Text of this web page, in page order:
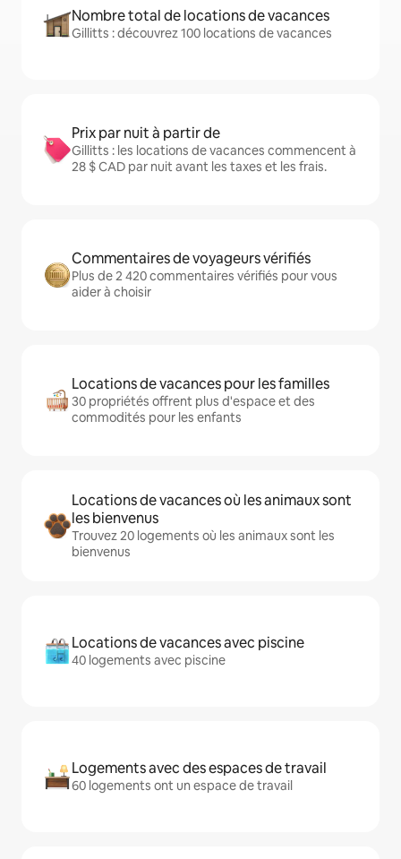
Nombre total de locations de vacances
Gillitts : découvrez 100 locations de vacances
Prix par nuit à partir de
Gillitts : les locations de vacances commencent à
28 $ CAD par nuit avant les taxes et les frais.
Commentaires de voyageurs vérifiés
Plus de 2 420 commentaires vérifiés pour vous
aider à choisir
Locations de vacances pour les familles
30 propriétés offrent plus d'espace et des
commodités pour les enfants
Locations de vacances où les animaux sont
les bienvenus
Trouvez 20 logements où les animaux sont les
bienvenus
Locations de vacances avec piscine
40 logements avec piscine
Logements avec des espaces de travail
60 logements ont un espace de travail